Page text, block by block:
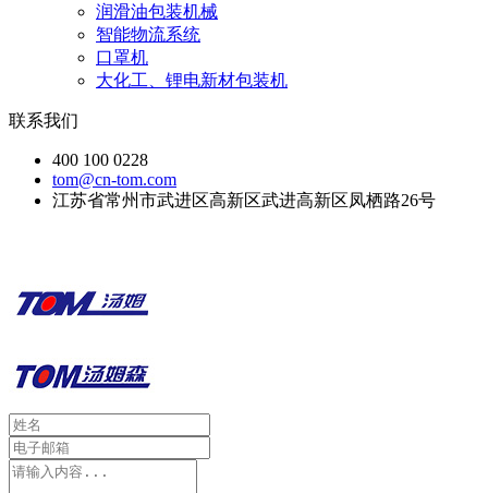
润滑油包装机械
智能物流系统
口罩机
大化工、锂电新材包装机
联系我们
400 100 0228
tom@cn-tom.com
江苏省常州市武进区高新区武进高新区凤栖路26号